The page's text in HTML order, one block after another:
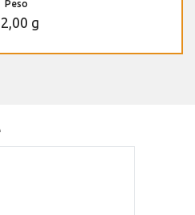
Peso
g